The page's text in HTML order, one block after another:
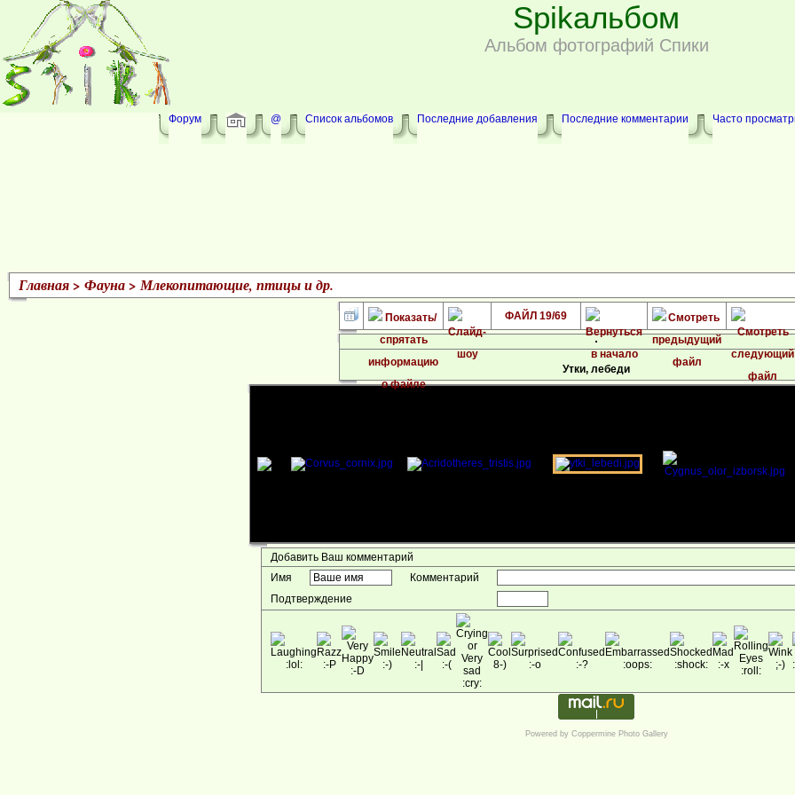
Spikальбом
Альбом фотографий Спики
Форум @ Список альбомов Последние добавления Последние комментарии Часто
Главная> Фауна>Млекопитающие, птицы и др.
ФАЙЛ 19/69
Утки, лебеди
Добавить Ваш комментарий
Имя
Комментарий
Подтверждение
Powered by Coppermine Photo Gallery